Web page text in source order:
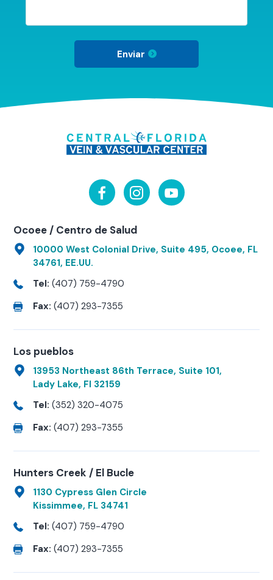
Enviar
Ocoee / Centro de Salud
10000 West Colonial Drive, Suite 495, Ocoee, FL
34761, EE.UU.
Tel: (407) 759-4790
Fax: (407) 293-7355
Los pueblos
13953 Northeast 86th Terrace, Suite 101,
Lady Lake, Fl 32159
Tel: (352) 320-4075
Fax: (407) 293-7355
Hunters Creek / El Bucle
1130 Cypress Glen Circle
Kissimmee, FL 34741
Tel: (407) 759-4790
Fax: (407) 293-7355